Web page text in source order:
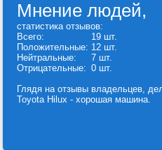
Мнение людей,
статистика отзывов:
Всего:
19 шт.
Положительные: 12 шт.
Нейтральные:
7 шт.
Отрицательные: 0 шт.
Глядя на отзывы владельцев,
Toyota Hilux - хорошая машина.